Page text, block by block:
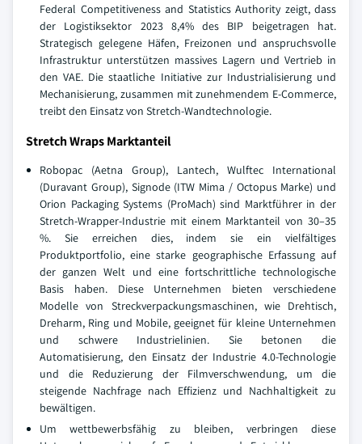
Federal Competitiveness and Statistics Authority zeigt, dass
der Logistiksektor 2023 8,4% des BIP beigetragen hat.
Strategisch gelegene Häfen, Freizonen und anspruchsvolle
Infrastruktur unterstützen massives Lagern und Vertrieb in
den VAE. Die staatliche Initiative zur Industrialisierung und
Mechanisierung, zusammen mit zunehmendem E-Commerce,
treibt den Einsatz von Stretch-Wandtechnologie.
Stretch Wraps Marktanteil
Robopac (Aetna Group), Lantech, Wulftec International
(Duravant Group), Signode (ITW Mima / Octopus Marke) und
Orion Packaging Systems (ProMach) sind Marktführer in der
Stretch-Wrapper-Industrie mit einem Marktanteil von 30–35
%. Sie erreichen dies, indem sie ein vielfältiges
Produktportfolio, eine starke geographische Erfassung auf
der ganzen Welt und eine fortschrittliche technologische
Basis haben. Diese Unternehmen bieten verschiedene
Modelle von Streckverpackungsmaschinen, wie Drehtisch,
Dreharm, Ring und Mobile, geeignet für kleine Unternehmen
und schwere Industrielinien. Sie betonen die
Automatisierung, den Einsatz der Industrie 4.0-Technologie
und die Reduzierung der Filmverschwendung, um die
steigende Nachfrage nach Effizienz und Nachhaltigkeit zu
bewältigen.
Um wettbewerbsfähig zu bleiben, verbringen diese